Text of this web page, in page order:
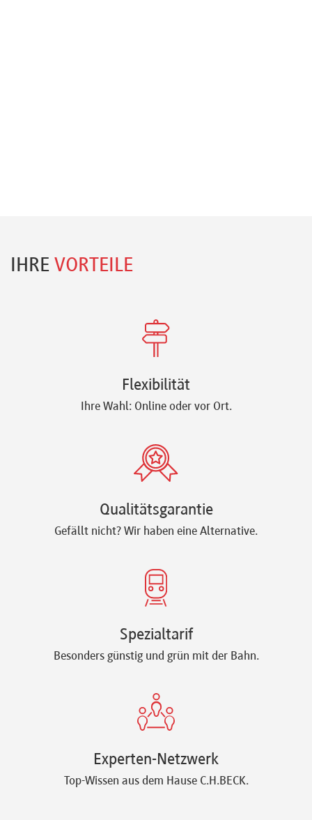
IHRE VORTEILE
Flexibilität
Ihre Wahl: Online oder vor Ort.
Qualitätsgarantie
Gefällt nicht? Wir haben eine Alternative.
Spezialtarif
Besonders günstig und grün mit der Bahn.
Experten-Netzwerk
Top-Wissen aus dem Hause C.H.BECK.